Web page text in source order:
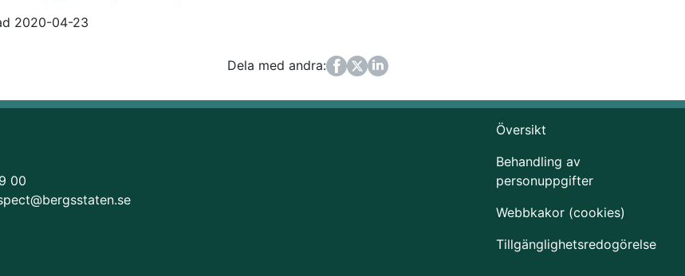
2020-04-23
Dela med andra:
FacebookTwitter
LinkedIn
00
Översikt
Behandling av
personuppgifter
Webbkakor (cookies)
Tillgänglighetsredogörelse